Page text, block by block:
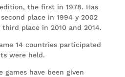
the first in 1978. Has
place in 1994 y 2002
place in 2010 and 2014.
14 countries participated
were held.
games have been given